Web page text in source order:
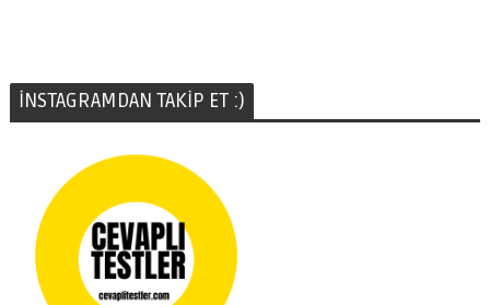
İNSTAGRAMDAN TAKİP ET :)